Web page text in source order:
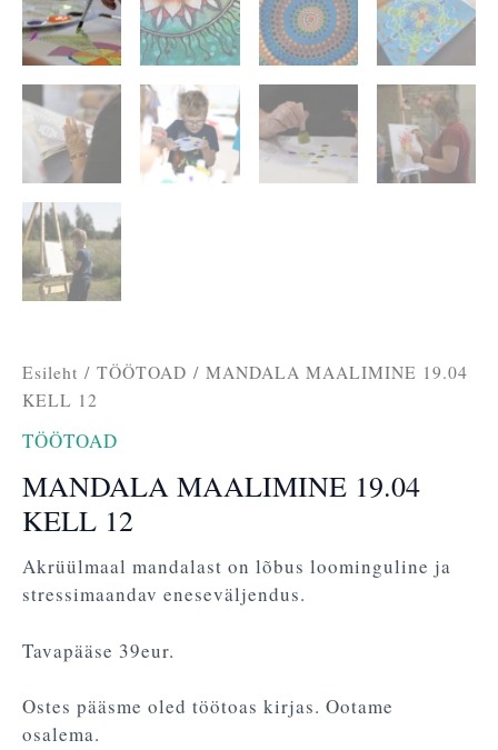
Esileht / TÖÖTOAD / MANDALA MAALIMINE 19.04
KELL 12
TÖÖTOAD
MANDALA MAALIMINE 19.04
KELL 12
Akrüülmaal mandalast on lõbus loominguline ja
stressimaandav eneseväljendus.
Tavapääse 39eur.
Ostes pääsme oled töötoas kirjas. Ootame
osalema.